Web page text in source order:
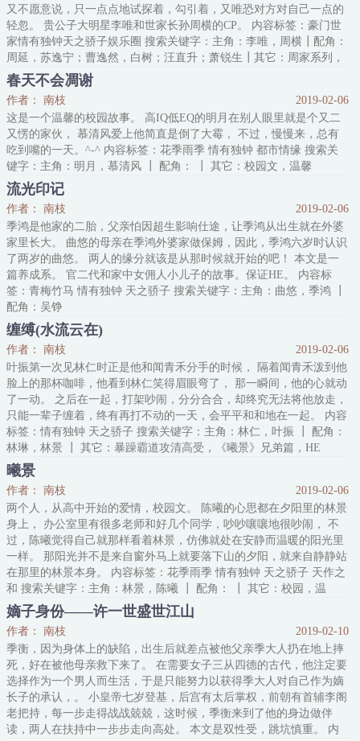
又不愿意说，只一点点地试探着，勾引着，又唯恐对方对自己一点的
轻忽。 贵公子大明星李唯和世家长孙周横的CP。 内容标签：豪门世
家情有独钟天之骄子娱乐圈 搜索关键字：主角：李唯，周横┃配角：
周延，苏逸宁；曹逸然，白树；汪直升；萧锐生┃其它：周家系列，
兄弟转情人，傲娇，HE
春天不会凋谢
作者： 南枝
2019-02-06
这是一个温馨的校园故事。 高IQ低EQ的明月在别人眼里就是个又二
又愣的家伙， 慕清风爱上他简直是倒了大霉， 不过，慢慢来，总有
吃到嘴的一天。^-^ 内容标签：花季雨季 情有独钟 都市情缘 搜索关
键字：主角：明月，慕清风 ┃ 配角： ┃ 其它：校园文，温馨
流光印记
作者： 南枝
2019-02-06
季鸿是他家的二胎，父亲怕因超生影响仕途，让季鸿从出生就在外婆
家里长大。 曲悠的母亲在季鸿外婆家做保姆，因此，季鸿六岁时认识
了两岁的曲悠。 两人的缘分就该是从那时候就开始的吧！ 本文是一
篇养成系。 官二代和家中女佣人小儿子的故事。保证HE。 内容标
签：青梅竹马 情有独钟 天之骄子 搜索关键字：主角：曲悠，季鸿 ┃
配角：吴铮
缠缚(水流云在)
作者： 南枝
2019-02-06
叶振第一次见林仁时正是他和闻青禾分手的时候， 隔着闻青禾泼到他
脸上的那杯咖啡，他看到林仁笑得眉眼弯了， 那一瞬间，他的心就动
了一动。 之后在一起，打架吵闹，分分合合，却终究无法将他放走，
只能一辈子缠着，终有再打不动的一天，会平平和和地在一起。 内容
标签：情有独钟 天之骄子 搜索关键字：主角：林仁，叶振 ┃ 配角：
林琳，林景 ┃ 其它：暴躁霸道攻清高受，《曦景》兄弟篇，HE
曦景
作者： 南枝
2019-02-06
两个人，从高中开始的爱情，校园文。 陈曦的心思都在夕阳里的林景
身上， 办公室里有很多老师和好几个同学，吵吵嚷嚷地很吵闹， 不
过，陈曦觉得自己就那样看着林景，仿佛就处在安静而温暖的阳光里
一样。 那阳光并不是来自窗外马上就要落下山的夕阳，就来自静静站
在那里的林景本身。 内容标签：花季雨季 情有独钟 天之骄子 天作之
和 搜索关键字：主角：林景，陈曦 ┃ 配角： ┃ 其它：校园，温
馨，宠爱，情有独钟，HE
嫡子身份——许一世盛世江山
作者： 南枝
2019-02-10
季衡，因为身体上的缺陷，出生后就差点被他父亲季大人扔在地上摔
死，好在被他母亲救下来了。 在需要女子三从四德的古代，他注定要
选择作为一个男人而生活，于是只能努力以获得季大人对自己作为嫡
长子的承认，。 小皇帝七岁登基，后宫有太后掌权，前朝有首辅李阁
老把持，每一步走得战战兢兢，这时候，季衡来到了他的身边做伴
读，两人在扶持中一步步走向高处。 本文是双性受，跳坑慎重。 内